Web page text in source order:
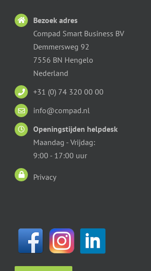
Bezoek adres
Compad Smart Business BV
Demmersweg 92
7556 BN Hengelo
Nederland
+31 (0) 74 320 00 00
info@compad.nl
Openingstijden helpdesk
Maandag - Vrijdag:
9:00 - 17:00 uur
Privacy